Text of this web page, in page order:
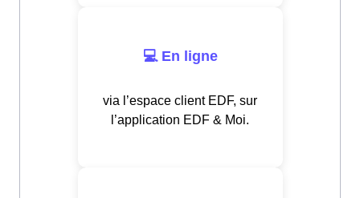
💻 En ligne
via l’espace client EDF, sur
l’application EDF & Moi.